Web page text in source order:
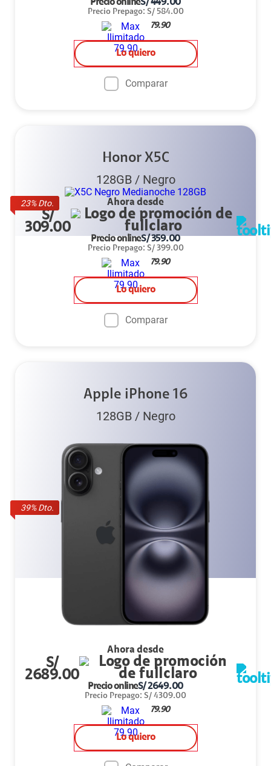
Precio onlineS/449.00
Precio Prepago: S/ 584.00
79.90
Lo quiero
Comparar
23% Dto.
Honor X5C
128GB/ Negro
Ahora desde
S/
309.00
Precio onlineS/359.00
Precio Prepago: S/ 399.00
79.90
Lo quiero
Comparar
39% Dto.
Apple iPhone 16
128GB/ Negro
Ahora desde
S/
2689.00
Precio onlineS/2649.00
Precio Prepago: S/ 4309.00
79.90
Lo quiero